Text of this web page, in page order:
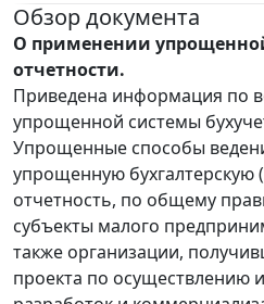
Обзор документа
О применении
отчетности.
Приведена информация по
упрощенной системы
Упрощенные способы
упрощенную бухгалтерскую
отчетность, по общему
субъекты малого
также организации,
проекта по осуществлению